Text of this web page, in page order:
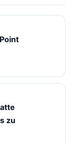
zu